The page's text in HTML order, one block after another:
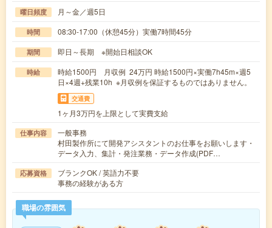
曜日頻度 月～金／週5日
時間 08:30-17:00（休憩45分）実働7時間45分
期間 即日～長期 ※開始日相談OK
時給
時給1500円 月収例 24万円 時給1500円×実働7h45m×週5
日×4週+残業10h ※月収例を保証するものではありません。
交通費
1ヶ月3万円を上限として実費支給
仕事内容
一般事務
村田製作所にて開発アシスタントのお仕事をお願いします・
データ入力、集計・発注業務・データ作成(PDF…
応募資格
ブランクOK / 英語力不要
事務の経験がある方
職場の雰囲気